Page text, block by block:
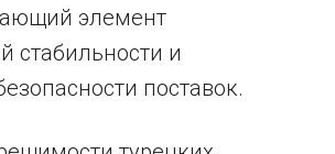
элемент
стабильности и
поставок.